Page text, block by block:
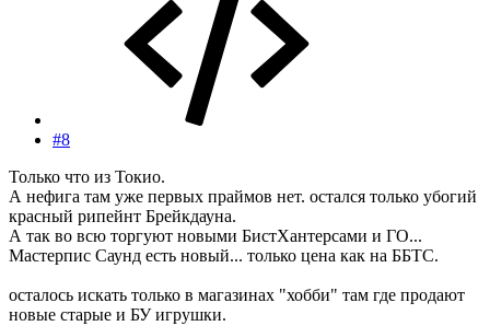
#8
Только что из Токио.
А нефига там уже первых праймов нет. остался только убогий
красный рипейнт Брейкдауна.
А так во всю торгуют новыми БистХантерсами и ГО...
Мастерпис Саунд есть новый... только цена как на ББТС.
осталось искать только в магазинах "хобби" там где продают
новые старые и БУ игрушки.